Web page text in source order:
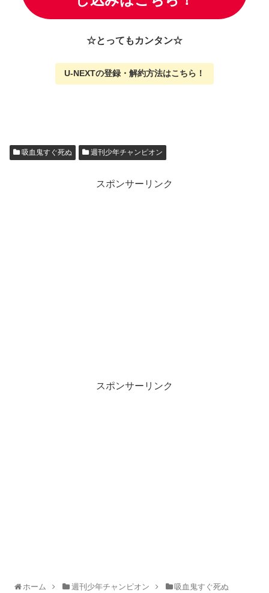
☆とってもカンタン☆
U-NEXTの登録・解約方法はこちら ！
吸血鬼すぐ死ぬ 週刊少年チャンピオン
スポンサーリンク
スポンサーリンク
ホーム 週刊少年チャンピオン 吸血鬼すぐ死ぬ